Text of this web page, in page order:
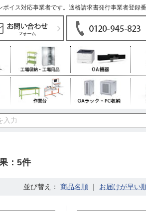
ボイス対応事業者です。適格請求書発行事業者登録
：5件
並び替え： ｜